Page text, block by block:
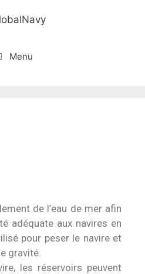
Menu
de l’eau de mer afin
adéquate aux navires en
pour peser le navire et
gravité.
les réservoirs peuvent